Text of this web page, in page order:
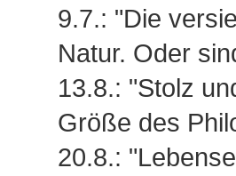
9.7.: "Die
Natur. Oder
13.8.: "Stolz
Größe des
20.8.: